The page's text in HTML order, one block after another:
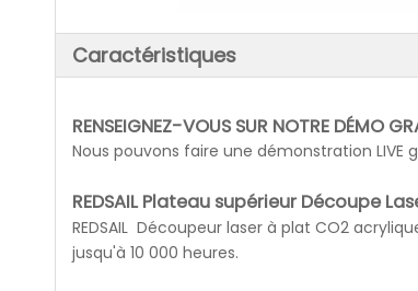
Caractéristiques
RENSEIGNEZ-VOUS SUR NOTRE DÉMO
Nous pouvons faire une démonstration LIVE
REDSAIL Plateau supérieurDécoupe
REDSAIL Découpeur laser à plat CO2
jusqu'à 10 000 heures.